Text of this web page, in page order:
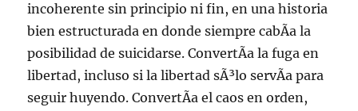
incoherente sin principio ni fin, en una historia
bien estructurada en donde siempre cabÃ­a la
posibilidad de suicidarse. ConvertÃ­a la fuga en
libertad, incluso si la libertad sÃ³lo servÃ­a para
seguir huyendo. ConvertÃ­a el caos en orden,